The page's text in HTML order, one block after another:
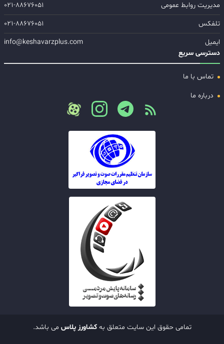
مدیریت روابط عمومی
۰۲۱-۸۸۶۷۶۰۵۱
تلفکس
۰۲۱-۸۸۶۷۶۰۵۱
ایمیل
info@keshavarzplus.com
دسترسی سریع
تماس با ما
درباره ما
تمامی حقوق این سایت متعلق بهکشاورز پلاس می باشد.